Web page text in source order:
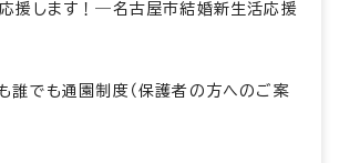
援します！―名古屋市結婚新生活応援
誰でも通園制度（保護者の方へのご案